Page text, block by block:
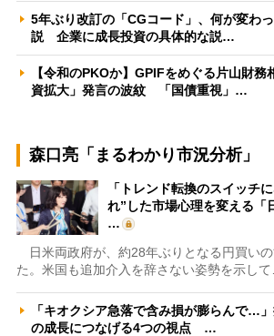
5年ぶり改訂の「CGコード」、何が変わ
説 企業に成長投資の具体的な説…
【令和のPKOか】GPIFをめぐる片山財務
資拡大」発言の波紋 「国債重視」…
森口亮「まるわかり市況分析」
「トレンド転換のスイッチ
れ”した市場心理を変える「
…
日米両政府が、約28年ぶりとなる円買い
た。米国も追加介入を辞さない姿勢を示して
「キオクシア急落で含み損が膨らんで…
の成長につなげる4つの視点 …